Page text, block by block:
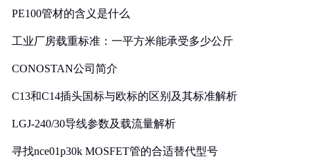
PE100管材的含义是什么
工业厂房载重标准：一平方米能承受多少公斤
CONOSTAN公司简介
C13和C14插头国标与欧标的区别及其标准解析
LGJ-240/30导线参数及载流量解析
寻找nce01p30k MOSFET管的合适替代型号